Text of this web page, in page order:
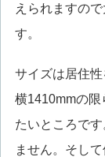
えられますの
す。
サイズは居住
横1410mmの
たいところで
ません。そし